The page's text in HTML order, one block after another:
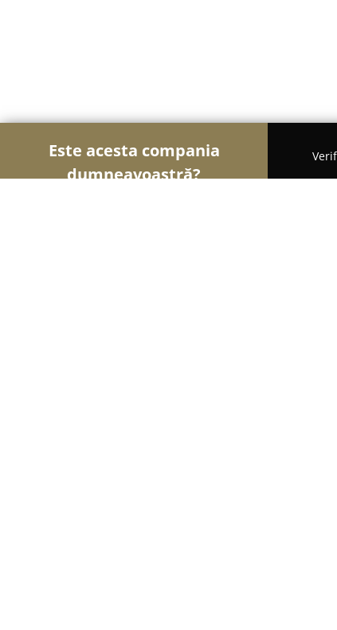
Este acesta compania
dumneavoastră?